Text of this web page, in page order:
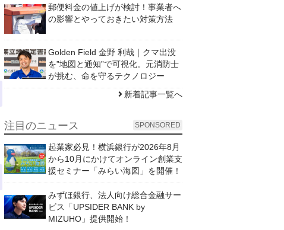
郵便料金の値上げが検討！事業者へ
の影響とやっておきたい対策方法
Golden Field 金野 利哉｜クマ出没
を”地図と通知”で可視化。元消防士
が挑む、命を守るテクノロジー
新着記事一覧へ
注目のニュース SPONSORED
起業家必見！横浜銀行が2026年8月
から10月にかけてオンライン創業支
援セミナー「みらい海図」を開催！
みずほ銀行、法人向け総合金融サー
ビス「UPSIDER BANK by
MIZUHO」提供開始！